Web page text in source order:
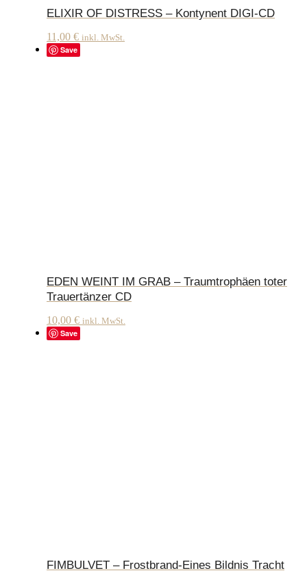
ELIXIR OF DISTRESS – Kontynent DIGI-CD
11,00 € inkl. MwSt.
Save
EDEN WEINT IM GRAB – Traumtrophäen toter
Trauertänzer CD
10,00 € inkl. MwSt.
Save
FIMBULVET – Frostbrand-Eines Bildnis Tracht